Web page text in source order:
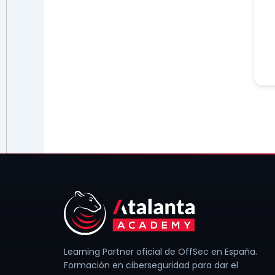
Learning Partner oficial de OffSec en España.
Formación en ciberseguridad para dar el